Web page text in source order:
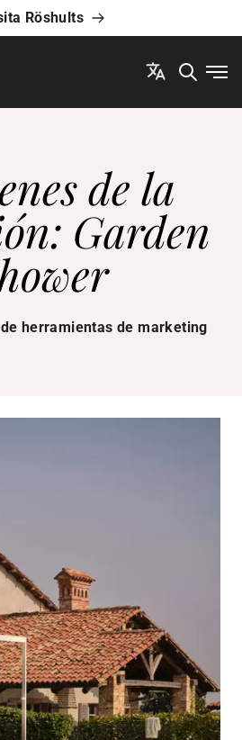
Röshults
de la
Garden
herramientas de marketing